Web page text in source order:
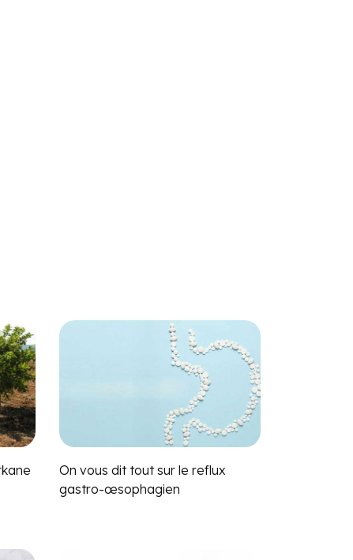
On vous dit tout sur le reflux
gastro-œsophagien